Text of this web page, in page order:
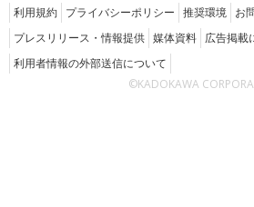
利用規約 プライバシーポリシー 推奨環境 お
プレスリリース・情報提供 媒体資料 広告掲載
利用者情報の外部送信について
©KADOKAWA